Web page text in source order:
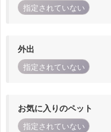
指定されていない
外出
指定されていない
お気に入りのペット
指定されていない